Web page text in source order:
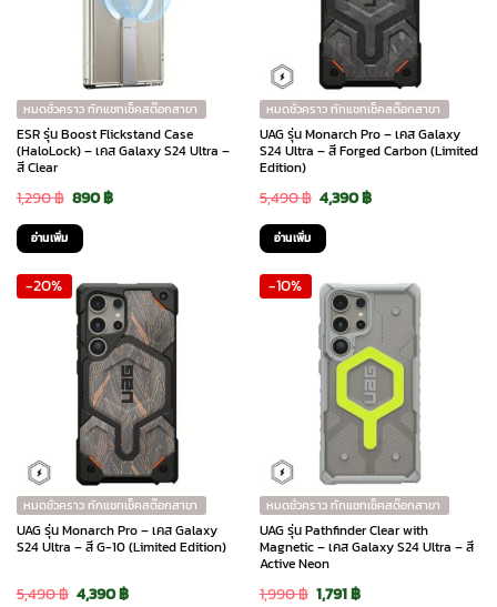
หมดชั่วคราว ทักแชทเช็คสต๊อกสาขา
ESR รุ่น Boost Flickstand Case
(HaloLock) – เคส Galaxy S24 Ultra –
สี Clear
1,290฿ Original
price
was:
1,290 ฿.
890฿Current
890 ฿.
อ่านเพิ่ม
หมดชั่วคราว ทักแชทเช็คสต๊อกสาขา
UAG รุ่น Monarch Pro – เคส Galaxy
S24 Ultra – สี Forged Carbon (Limited
Edition)
5,490฿ Original
price
was:
5,490 ฿.
4,390฿Current
4,390 ฿.
อ่านเพิ่ม
-20%
หมดชั่วคราว ทักแชทเช็คสต๊อกสาขา
UAG รุ่น Monarch Pro – เคส Galaxy
S24 Ultra – สี G-10 (Limited Edition)
5,490฿ Original
4,390฿Current
-10%
หมดชั่วคราว ทักแชทเช็คสต๊อกสาขา
UAG รุ่น Pathfinder Clear with
Magnetic – เคส Galaxy S24 Ultra – สี
Active Neon
1,990฿ Original
1,791฿Current